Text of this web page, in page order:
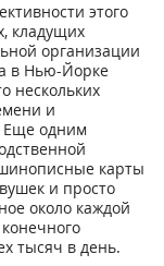
этого
кладущих
организации
в Нью-Йорке
нескольких
и
Еще одним
карты
и просто
около каждой
тысяч в день.